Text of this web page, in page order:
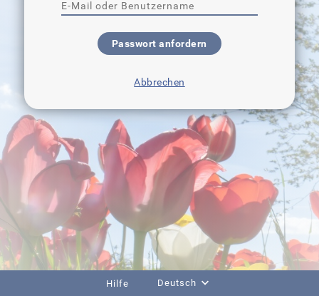
Passwort anfordern
Abbrechen
Hilfe Deutsch